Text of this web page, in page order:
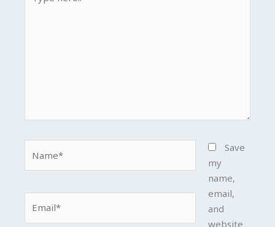
here..
Save
my
name,
email,
and
website